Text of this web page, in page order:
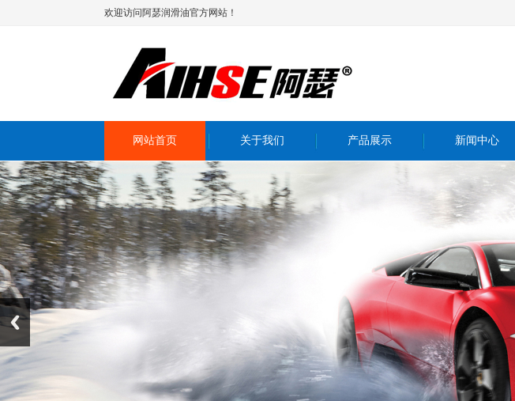
欢迎访问阿瑟润滑油官方网站！
网站首页 关于我们 产品展示 新闻中心